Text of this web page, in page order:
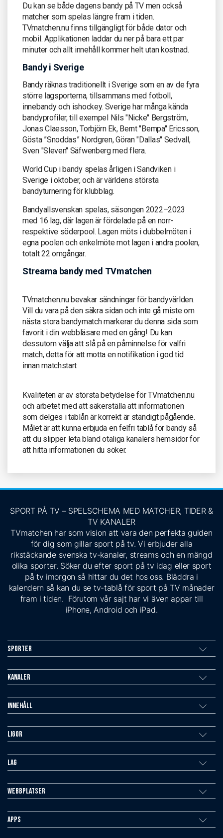
Du kan se både dagens bandy på TV men också
matcher som spelas längre fram i tiden.
TVmatchen.nu finns tillgängligt för både dator och
mobil. Applikationen laddar du ner på bara ett par
minuter och allt innehåll kommer helt utan kostnad.
Bandy i Sverige
Bandy räknas traditionellt i Sverige som en av de fyra
större lagsporterna, tillsammans med fotboll,
innebandy och ishockey. Sverige har många kända
bandyprofiler, till exempel Nils "Nicke" Bergström,
Jonas Claesson, Torbjörn Ek, Bernt "Bempa" Ericsson,
Gösta ”Snoddas” Nordgren, Göran "Dallas" Sedvall,
Sven "Sleven" Säfwenberg med flera.
World Cup i bandy spelas årligen i Sandviken i
Sverige i oktober, och är världens största
bandyturnering för klubblag.
Bandyallsvenskan spelas, säsongen 2022–2023
med 16 lag, där lagen är fördelade på en norr-
respektive söderpool. Lagen möts i dubbelmöten i
egna poolen och enkelmöte mot lagen i andra poolen,
totalt 22 omgångar.
Streama bandy med TVmatchen
TVmatchen.nu bevakar sändningar för bandyvärlden.
Vill du vara på den säkra sidan och inte gå miste om
nästa stora bandymatch markerar du denna sida som
favorit i din webbläsare med en gång! Du kan
dessutom välja att slå på en påminnelse för valfri
match, detta för att motta en notifikation i god tid
innan matchstart
Kvaliteten är av största betydelse för TVmatchen.nu
och arbetet med att säkerställa att informationen
som delges i tablån är korrekt är ständigt pågående.
Målet är att kunna erbjuda en felfri tablå för bandy så
att du slipper leta bland otaliga kanalers hemsidor för
att hitta informationen du söker.
SPORT PÅ TV – SPELSCHEMA MED MATCHER, TIDER &
TV KANALER
TVmatchen har som vision att vara den perfekta guiden
för dig som gillar sport på tv. Vi erbjuder alla
rikstäckande svenska tv-kanaler, streams och en mängd
olika sporter. Söker du efter sport på tv idag eller sport
på tv imorgon så hittar du det hos oss. Bläddra i
kalendern så kan du se tv-tablå för sport på TV månader
fram i tiden. Förutom vår sajt har vi även appar till
iPhone, Android och iPad.
Sporter
Kanaler
Innehåll
Ligor
Lag
Webbplatser
Apps